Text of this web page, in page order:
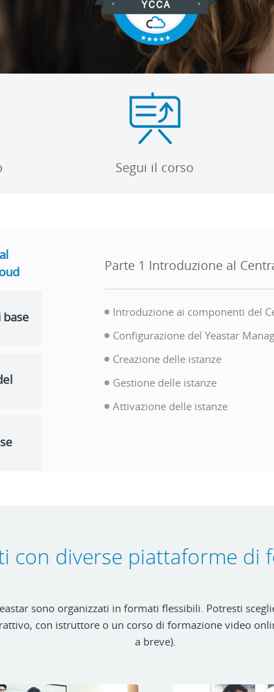
Segui il corso
base
Parte 1 Introduzione al
Introduzione ai componenti del
Configurazione del Yeastar
Creazione delle istanze
Gestione delle istanze
Attivazione delle istanze
con diverse piattaforme di
sono organizzati in formati flessibili. Potresti
con istruttore o un corso di formazione video
a breve).